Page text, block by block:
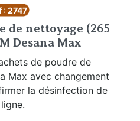
: 2747
de nettoyage (265
Desana Max
de poudre de
Max avec changement
la désinfection de